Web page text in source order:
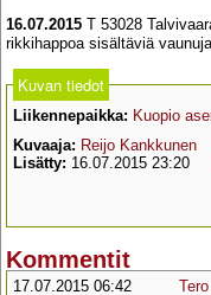
16.07.2015 T 53028
rikkihappoa sisältäviä
Kuvan tiedot
Liikennepaikka: Kuopio
Kuvaaja: Reijo Kankkunen
Lisätty: 16.07.2015 23:20
Kommentit
17.07.2015 06:42